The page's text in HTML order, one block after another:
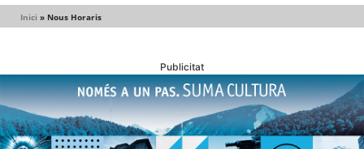
Inici » Nous Horaris
Publicitat